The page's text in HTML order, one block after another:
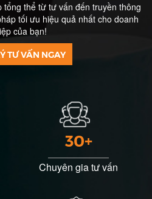
tổng thể từ tư vấn đến truyền thông
tối ưu hiệu quả nhất cho doanh
của bạn!
TƯ VẤN NGAY
30+
Chuyên gia tư vấn